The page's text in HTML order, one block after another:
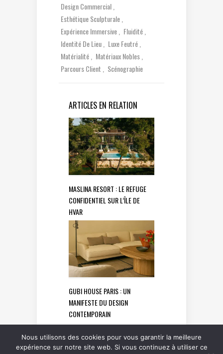
Design Commercial
Esthétique Sculpturale
Expérience Immersive
Fluidité
Identité De Lieu
Luxe Feutré
Matérialité
Matériaux Nobles
Parcours Client
Scénographie
ARTICLES EN RELATION
MASLINA RESORT : LE REFUGE
CONFIDENTIEL SUR L’ÎLE DE
HVAR
GUBI HOUSE PARIS : UN
MANIFESTE DU DESIGN
CONTEMPORAIN
Nous utilisons des cookies pour vous garantir la meilleure
expérience sur notre site web. Si vous continuez à utiliser ce